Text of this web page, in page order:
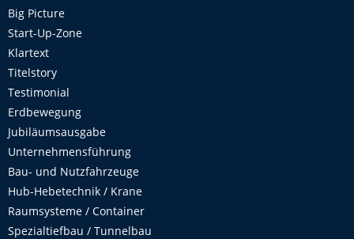
Big Picture
Start-Up-Zone
Klartext
Titelstory
Testimonial
Erdbewegung
Jubiläumsausgabe
Unternehmensführung
Bau- und Nutzfahrzeuge
Hub-Hebetechnik / Krane
Raumsysteme / Container
Spezialtiefbau / Tunnelbau